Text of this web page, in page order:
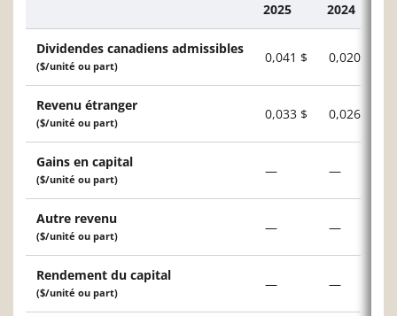
2025 2024
Dividendes canadiens admissibles
($/unité ou part)
0,041 $ 0,020 $
Revenu étranger
($/unité ou part)
0,033 $ 0,026 $
Gains en capital
($/unité ou part)
— —
Autre revenu
($/unité ou part)
— —
Rendement du capital
($/unité ou part)
— —